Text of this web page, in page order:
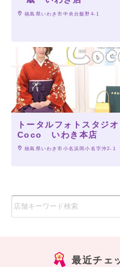
福島県いわき市中央台飯野4-1
トータルフォトスタジオ
Coco いわき本店
福島県いわき市小名浜岡小名字沖2-1
最近チェ